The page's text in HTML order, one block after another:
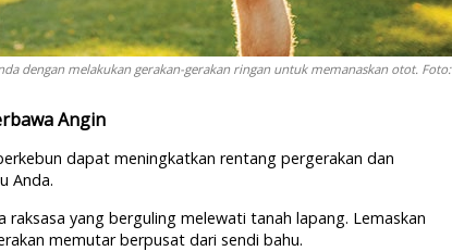
dengan melakukan gerakan-gerakan ringan untuk memanaskan otot. Foto:
Angin
dapat meningkatkan rentang pergerakan dan
Anda.
raksasa yang berguling melewati tanah lapang. Lemaskan
memutar berpusat dari sendi bahu.